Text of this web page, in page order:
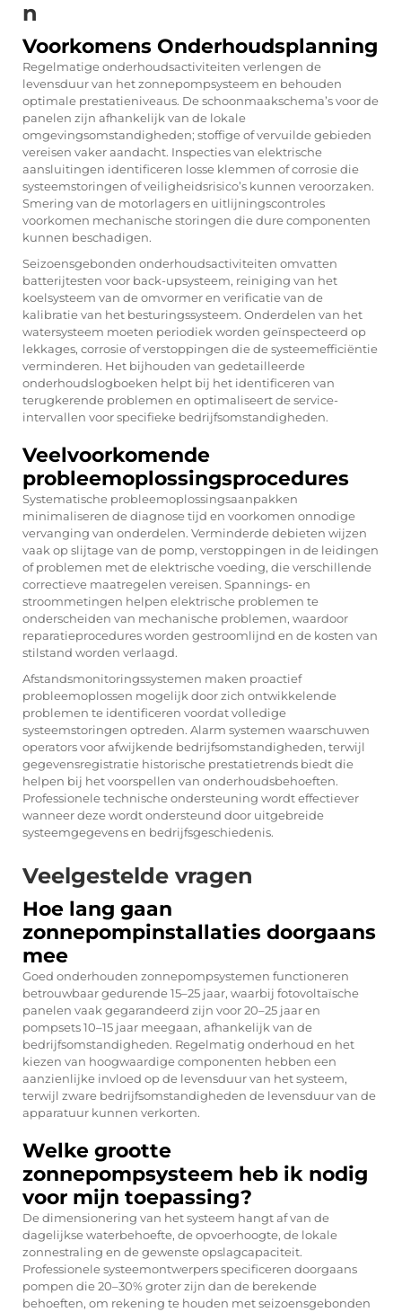
n
Voorkomens Onderhoudsplanning
Regelmatige onderhoudsactiviteiten verlengen de
levensduur van het zonnepompsysteem en behouden
optimale prestatieniveaus. De schoonmaakschema’s voor de
panelen zijn afhankelijk van de lokale
omgevingsomstandigheden; stoffige of vervuilde gebieden
vereisen vaker aandacht. Inspecties van elektrische
aansluitingen identificeren losse klemmen of corrosie die
systeemstoringen of veiligheidsrisico’s kunnen veroorzaken.
Smering van de motorlagers en uitlijningscontroles
voorkomen mechanische storingen die dure componenten
kunnen beschadigen.
Seizoensgebonden onderhoudsactiviteiten omvatten
batterijtesten voor back-upsysteem, reiniging van het
koelsysteem van de omvormer en verificatie van de
kalibratie van het besturingssysteem. Onderdelen van het
watersysteem moeten periodiek worden geïnspecteerd op
lekkages, corrosie of verstoppingen die de systeemefficiëntie
verminderen. Het bijhouden van gedetailleerde
onderhoudslogboeken helpt bij het identificeren van
terugkerende problemen en optimaliseert de service-
intervallen voor specifieke bedrijfsomstandigheden.
Veelvoorkomende
probleemoplossingsprocedures
Systematische probleemoplossingsaanpakken
minimaliseren de diagnose tijd en voorkomen onnodige
vervanging van onderdelen. Verminderde debieten wijzen
vaak op slijtage van de pomp, verstoppingen in de leidingen
of problemen met de elektrische voeding, die verschillende
correctieve maatregelen vereisen. Spannings- en
stroommetingen helpen elektrische problemen te
onderscheiden van mechanische problemen, waardoor
reparatieprocedures worden gestroomlijnd en de kosten van
stilstand worden verlaagd.
Afstandsmonitoringssystemen maken proactief
probleemoplossen mogelijk door zich ontwikkelende
problemen te identificeren voordat volledige
systeemstoringen optreden. Alarm systemen waarschuwen
operators voor afwijkende bedrijfsomstandigheden, terwijl
gegevensregistratie historische prestatietrends biedt die
helpen bij het voorspellen van onderhoudsbehoeften.
Professionele technische ondersteuning wordt effectiever
wanneer deze wordt ondersteund door uitgebreide
systeemgegevens en bedrijfsgeschiedenis.
Veelgestelde vragen
Hoe lang gaan
zonnepompinstallaties doorgaans
mee
Goed onderhouden zonnepompsystemen functioneren
betrouwbaar gedurende 15–25 jaar, waarbij fotovoltaïsche
panelen vaak gegarandeerd zijn voor 20–25 jaar en
pompsets 10–15 jaar meegaan, afhankelijk van de
bedrijfsomstandigheden. Regelmatig onderhoud en het
kiezen van hoogwaardige componenten hebben een
aanzienlijke invloed op de levensduur van het systeem,
terwijl zware bedrijfsomstandigheden de levensduur van de
apparatuur kunnen verkorten.
Welke grootte
zonnepompsysteem heb ik nodig
voor mijn toepassing?
De dimensionering van het systeem hangt af van de
dagelijkse waterbehoefte, de opvoerhoogte, de lokale
zonnestraling en de gewenste opslagcapaciteit.
Professionele systeemontwerpers specificeren doorgaans
pompen die 20–30% groter zijn dan de berekende
behoeften, om rekening te houden met seizoensgebonden